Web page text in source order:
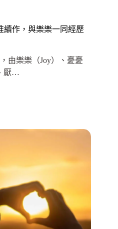
續作，與樂樂一同經歷
由樂樂（Joy）、憂憂
厭…